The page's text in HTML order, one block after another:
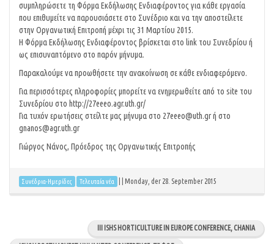
συμπληρώσετε τη Φόρμα Εκδήλωσης Ενδιαφέροντος για κάθε εργασία
που επιθυμείτε να παρουσιάσετε στο Συνέδριο και να την αποστείλετε
στην Οργανωτική Επιτροπή μέχρι τις 31 Μαρτίου 2015.
Η Φόρμα Εκδήλωσης Ενδιαφέροντος βρίσκεται στο link του Συνεδρίου ή
ως επισυναπτόμενο στο παρόν μήνυμα.
Παρακαλούμε να προωθήσετε την ανακοίνωση σε κάθε ενδιαφερόμενο.
Για περισσότερες πληροφορίες μπορείτε να ενημερωθείτε από το site του
Συνεδρίου στο http://27eeeo.agr.uth.gr/
Για τυχόν ερωτήσεις στείλτε μας μήνυμα στο 27eeeo@uth.gr ή στο
gnanos@agr.uth.gr
Γιώργος Νάνος, Πρόεδρος της Οργανωτικής Επιτροπής
Συνέδρια-Ημερίδες Τελευταία νέα Monday, der 28. September 2015
ΙΙΙ ISHS HORTICULTURE IN EUROPE CONFERENCE, CHANIA